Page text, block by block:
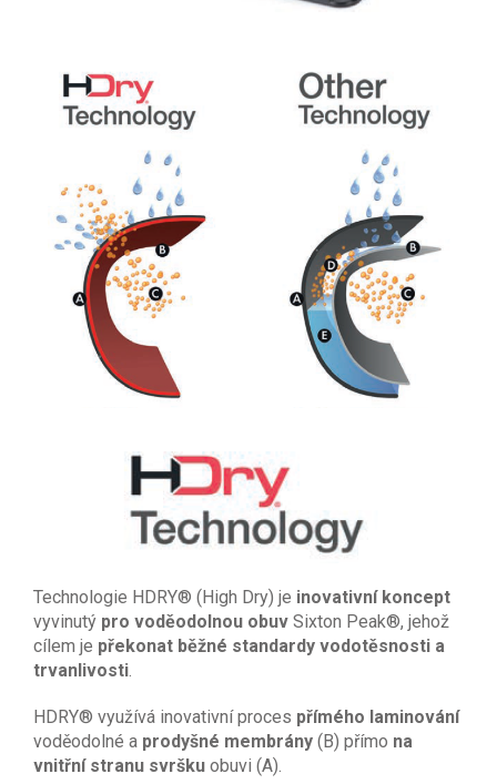
Technologie HDRY® (High Dry) je inovativní koncept
vyvinutý pro voděodolnou obuv Sixton Peak®, jehož
cílem je překonat běžné standardy vodotěsnosti a
trvanlivosti
HDRY® využívá inovativní proces přímého laminování
voděodolné a prodyšné membrány (B) přímo na
vnitřní stranu svršku obuvi (A).